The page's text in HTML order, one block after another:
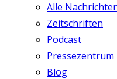
Alle
Zeitschriften
Podcast
Pressezentrum
Blog